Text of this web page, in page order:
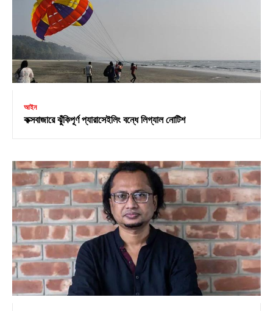
আইন
কক্সবাজারে ঝুঁকিপূর্ণ প্যারাসেইলিং বন্ধে লিগ্যাল নোটিশ